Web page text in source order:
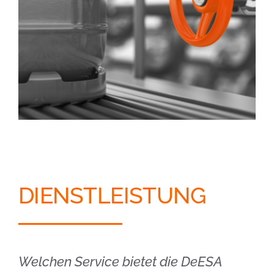
DIENSTLEISTUNG
Welchen Service bietet die DeESA